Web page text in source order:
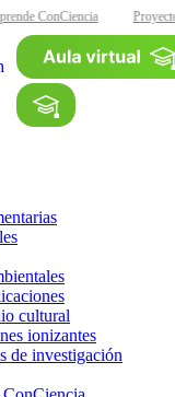
ConCiencia
cultural
ionizantes
de investigación